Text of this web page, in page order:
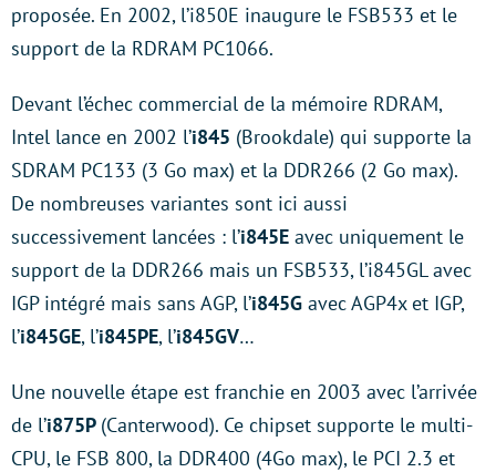
proposée. En 2002, l’i850E inaugure le FSB533 et le
support de la RDRAM PC1066.
Devant l’échec commercial de la mémoire RDRAM,
Intel lance en 2002 l’i845 (Brookdale) qui supporte la
SDRAM PC133 (3 Go max) et la DDR266 (2 Go max).
De nombreuses variantes sont ici aussi
successivement lancées : l’i845E avec uniquement le
support de la DDR266 mais un FSB533, l’i845GL avec
IGP intégré mais sans AGP, l’i845G avec AGP4x et IGP,
l’i845GE, l’i845PE, l’i845GV…
Une nouvelle étape est franchie en 2003 avec l’arrivée
de l’i875P (Canterwood). Ce chipset supporte le multi-
CPU, le FSB 800, la DDR400 (4Go max), le PCI 2.3 et